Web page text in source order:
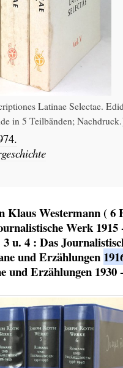
Latinae Selectae.
in 5 Teilbänden;
Klaus Westermann ( 6
Werk 1915
3 u. 4 : Das
und Erzählungen
und Erzählungen 1930 -